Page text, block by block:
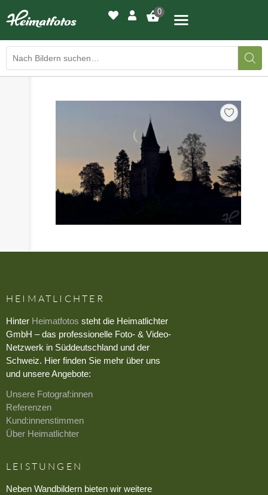
0
BILDERGALERIE
DRUCKQUALITÄTEN
LED-LEUCHTBILDER
WIR DRUCKEN IHR BILD
HEIMATLICHTER
Hinter Heimatfotos steht die Heimatlichter
GmbH – das professionelle Foto- & Video-
Netzwerk in Süddeutschland und der
Schweiz. Hier finden Sie mehr über uns
und unsere Angebote:
Unsere Fotograf:innen
Referenzen
Kund:innenstimmen
Über Heimatlichter
LEISTUNGEN
Neben Wandbildern bieten wir weitere